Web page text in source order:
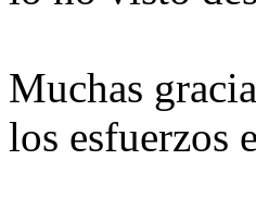
Muchas
los esfuerzos